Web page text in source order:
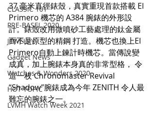
CLASSIC 101
PRE-BASEL 2020
JEWELRY
Gadget News
Watches & Wonders 2020
HOT TOPIC
LVMH Watch Week 2021
37 毫米直徑錶殼，真實重現首款搭載 El
Primero 機芯的 A384 腕錶的外形設
計。錶殼改用微噴砂工藝處理的鈦金屬
而不是原型的精鋼 打造。機芯也換上El
Primero自動上鍊計時機芯。當傳說變
成真，加上腕錶本身真的非常型格， 令
這一枚 Chronomaster Revival
“Shadow”腕錶成為今年 ZENITH 令人最
難忘的腕錶之一。